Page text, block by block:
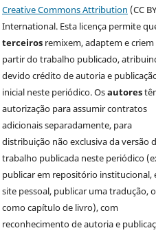
Creative Commons Attribution (CC
International. Esta licença permite
terceiros remixem, adaptem e criem
partir do trabalho publicado,
devido crédito de autoria e
inicial neste periódico. Osautores
autorização para assumir contratos
adicionais separadamente, para
distribuição não exclusiva da versão
trabalho publicada neste periódico
publicar em repositório institucional,
site pessoal, publicar uma tradução,
como capítulo de livro), com
reconhecimento de autoria e